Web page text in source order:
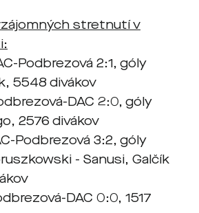
stretnutí v
Podbrezová 2:1, góly
5548 divákov
DAC 2:0, góly
2576 divákov
Podbrezová 3:2, góly
- Sanusi, Galčík
DAC 0:0, 1517